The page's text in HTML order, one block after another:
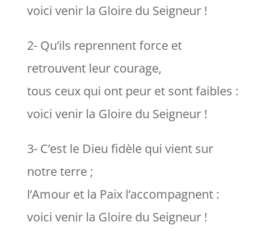
voici venir la Gloire du Seigneur !
2- Qu’ils reprennent force et
retrouvent leur courage,
tous ceux qui ont peur et sont faibles :
voici venir la Gloire du Seigneur !
3- C’est le Dieu fidèle qui vient sur
notre terre ;
l’Amour et la Paix l’accompagnent :
voici venir la Gloire du Seigneur !